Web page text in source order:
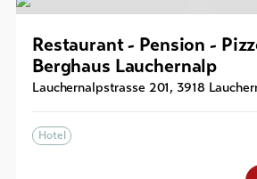
Restaurant - Pension -
Berghaus Lauchernalp
Lauchernalpstrasse 201, 3918
Hotel